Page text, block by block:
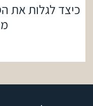
כיצד לגלות את